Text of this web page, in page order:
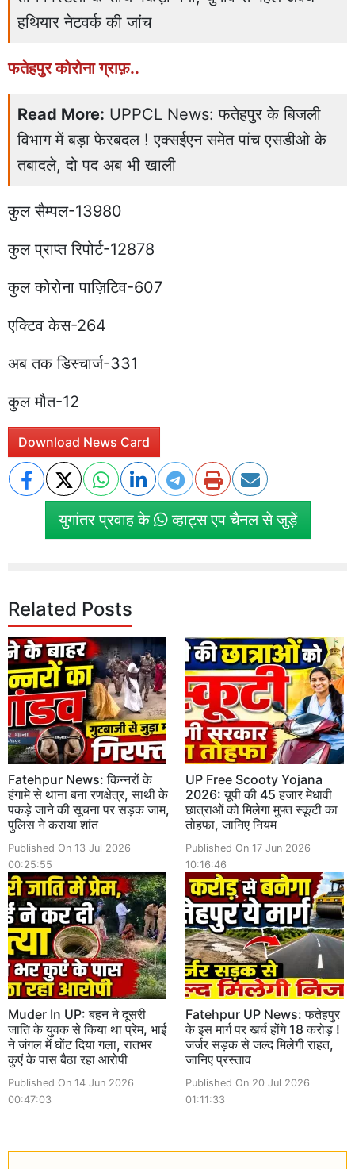
हथियार नेटवर्क की जांच
फतेहपुर कोरोना ग्राफ़..
Read More: UPPCL News: फतेहपुर के बिजली
विभाग में बड़ा फेरबदल ! एक्सईएन समेत पांच एसडीओ के
तबादले, दो पद अब भी खाली
कुल सैम्पल-13980
कुल प्राप्त रिपोर्ट-12878
कुल कोरोना पाज़िटिव-607
एक्टिव केस-264
अब तक डिस्चार्ज-331
कुल मौत-12
Download News Card
युगांतर प्रवाह के व्हाट्स एप चैनल से जुड़ें
Related Posts
Fatehpur News: किन्नरों के
हंगामे से थाना बना रणक्षेत्र, साथी के
पकड़े जाने की सूचना पर सड़क जाम,
पुलिस ने कराया शांत
Published On 13 Jul 2026
00:25:55
UP Free Scooty Yojana
2026: यूपी की 45 हजार मेधावी
छात्राओं को मिलेगा मुफ्त स्कूटी का
तोहफा, जानिए नियम
Published On 17 Jun 2026
10:16:46
Muder In UP: बहन ने दूसरी
जाति के युवक से किया था प्रेम, भाई
ने जंगल में घोंट दिया गला, रातभर
कुएं के पास बैठा रहा आरोपी
Published On 14 Jun 2026
00:47:03
Fatehpur UP News: फतेहपुर
के इस मार्ग पर खर्च होंगे 18 करोड़ !
जर्जर सड़क से जल्द मिलेगी राहत,
जानिए प्रस्ताव
Published On 20 Jul 2026
01:11:33